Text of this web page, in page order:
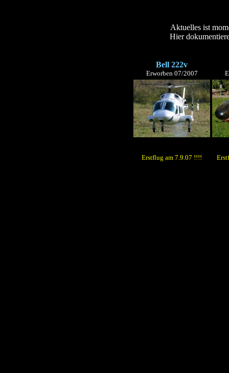
Aktuelles ist
Hier
Bell 222v
Erworben 07/2007
Erstflug am 7.9.07 !!!!